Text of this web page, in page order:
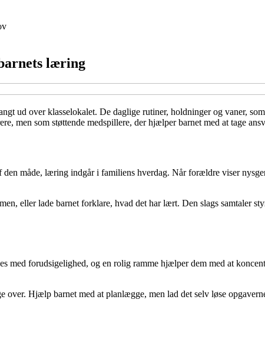
læring
ud over klasselokalet. De daglige rutiner, holdninger og vaner,
men som støttende medspillere, der hjælper barnet med at tage
måde, læring indgår i familiens hverdag. Når forældre viser
eller lade barnet forklare, hvad det har lært. Den slags samtaler
med forudsigelighed, og en rolig ramme hjælper dem med at
Hjælp barnet med at planlægge, men lad det selv løse